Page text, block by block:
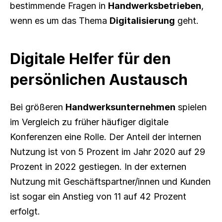
bestimmende Fragen in Handwerksbetrieben,
wenn es um das Thema Digitalisierung geht.
Digitale Helfer für den
persönlichen Austausch
Bei größeren Handwerksunternehmen spielen
im Vergleich zu früher häufiger digitale
Konferenzen eine Rolle. Der Anteil der internen
Nutzung ist von 5 Prozent im Jahr 2020 auf 29
Prozent in 2022 gestiegen. In der externen
Nutzung mit Geschäftspartner/innen und Kunden
ist sogar ein Anstieg von 11 auf 42 Prozent
erfolgt.